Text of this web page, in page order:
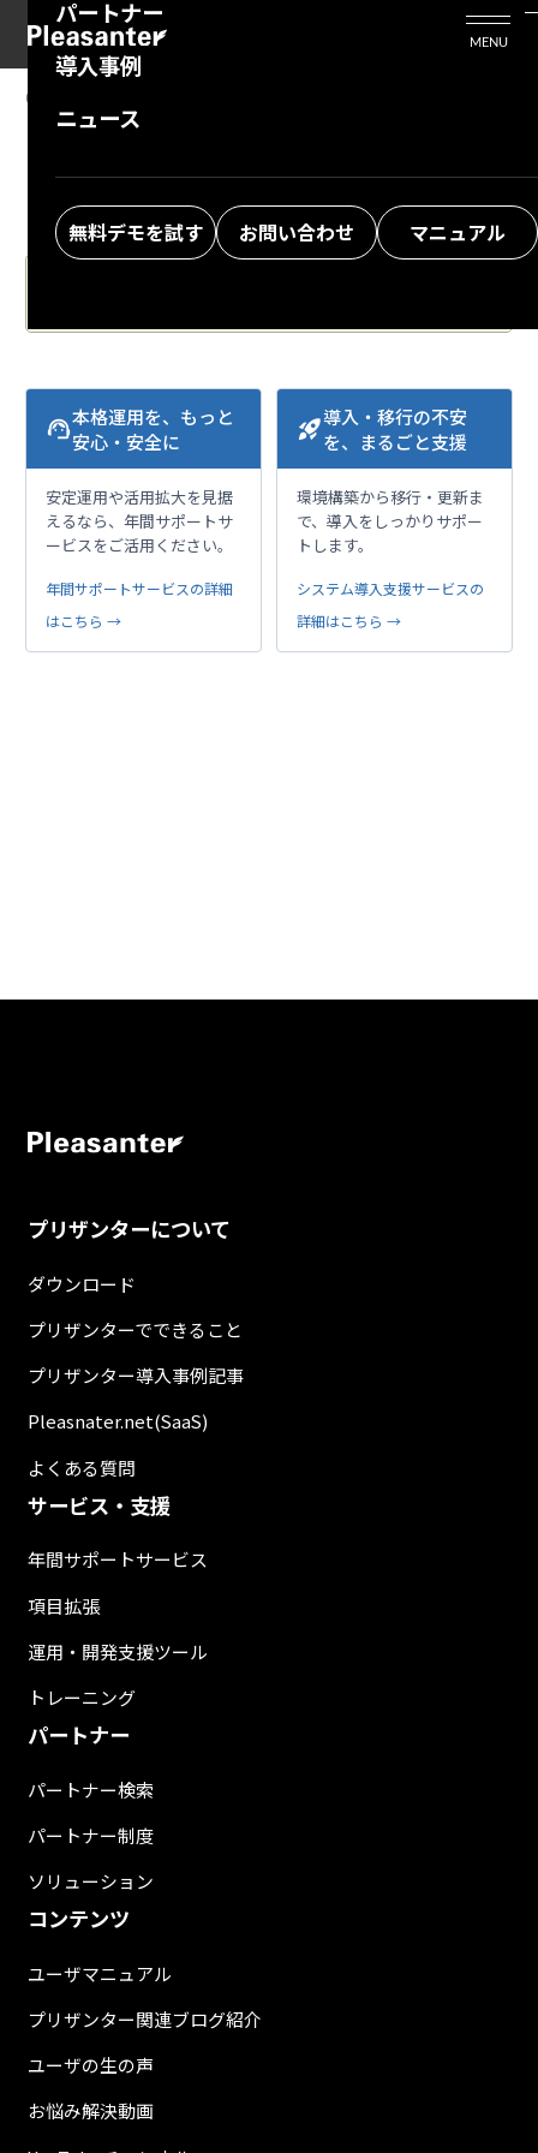
活用シーン
Enterprise Edition
パートナー
プリザンタービジネスを検討中の方
導入事例
ニュース
無料デモを試す お問い合わせ マニュアル
MENU
06.26.2025
FAQ: I want to change the base URL in a
Docker environment
support_agent本格運用を、もっと
安心・安全に
安定運用や活用拡大を見据
えるなら、年間サポートサ
ービスをご活用ください。
年間サポートサービスの詳細
はこちら →
rocket_launch導入・移行の不安
を、まるごと支援
環境構築から移行・更新ま
で、導入をしっかりサポー
トします。
システム導入支援サービスの
詳細はこちら →
プリザンターについて
ダウンロード
プリザンターでできること
プリザンター導入事例記事
Pleasnater.net(SaaS)
よくある質問
サービス・支援
年間サポートサービス
項目拡張
運用・開発支援ツール
トレーニング
パートナー
パートナー検索
パートナー制度
ソリューション
コンテンツ
ユーザマニュアル
プリザンター関連ブログ紹介
ユーザの生の声
お悩み解決動画